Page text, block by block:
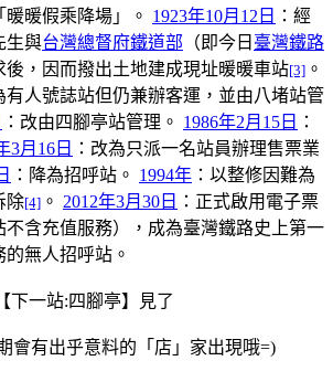
暖暖假乘降場」。 1923年10月12日 ：經
生與台灣總督府鐵道部 （即今日 臺灣鐵路
後，因而撥出土地建成現址暖暖車站[3] 。
有人號誌站但仍兼辦客運，並由八堵站管
：改由四腳亭站管理。 1986年2月15日 ：
3月16日 ：改為只派一名站員辦理售票業
：降為招呼站。 1994年 ：以整修因難為
除[4] 。 2012年3月30日 ：正式啟用電子票
不含充值服務），成為臺灣鐵路史上第一
無人招呼站。
下一站:四腳亭】見了
會有出乎意料的「店」家出現哦=)